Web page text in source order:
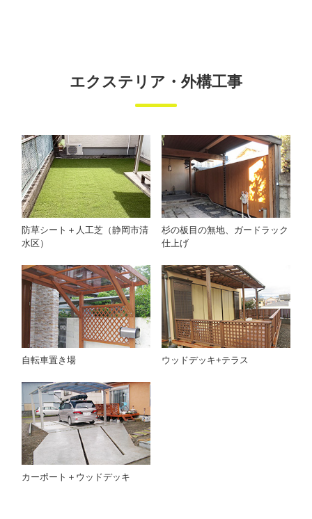
エクステリア・外構工事
防草シート＋人工芝（静岡市清
水区）
杉の板目の無地、ガードラック
仕上げ
自転車置き場 ウッドデッキ+テラス
カーポート＋ウッドデッキ